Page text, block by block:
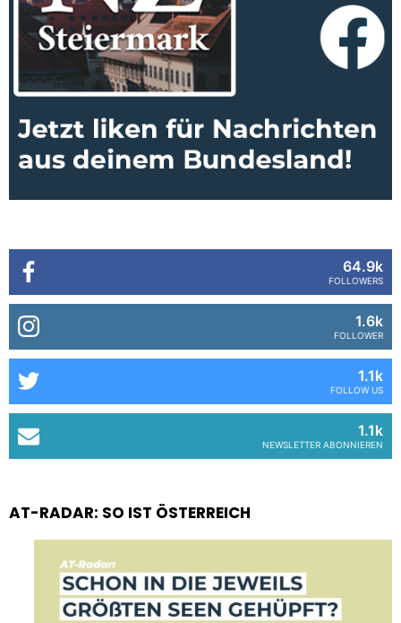
64.9k
FOLLOWERS
1.6k
FOLLOWER
1.1k
FOLLOW US
1.1k
NEWSLETTER ABONNIEREN
AT-RADAR: SO IST ÖSTERREICH